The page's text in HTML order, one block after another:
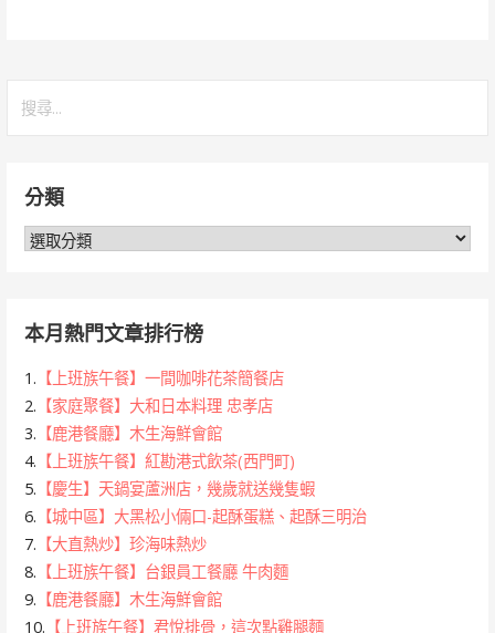
字:分類
分
本月熱門文章排行榜
1. 【上班族午餐】一間咖啡花茶簡餐店
2. 【家庭聚餐】大和日本料理 忠孝店
3. 【鹿港餐廳】木生海鮮會館
4. 【上班族午餐】紅勘港式飲茶(西門町)
5. 【慶生】天鍋宴蘆洲店，幾歲就送幾隻蝦
6. 【城中區】大黑松小倆口-起酥蛋糕、起酥三明治
7. 【大直熱炒】珍海味熱炒
8. 【上班族午餐】台銀員工餐廳 牛肉麵
9. 【鹿港餐廳】木生海鮮會館
10. 【上班族午餐】君悅排骨，這次點雞腿麵